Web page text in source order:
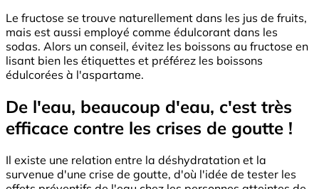
Le fructose se trouve naturellement dans les jus de fruits,
mais est aussi employé comme édulcorant dans les
sodas. Alors un conseil, évitez les boissons au fructose en
lisant bien les étiquettes et préférez les boissons
édulcorées à l'aspartame.
De l'eau, beaucoup d'eau, c'est très
efficace contre les crises de goutte !
Il existe une relation entre la déshydratation et la
survenue d'une crise de goutte, d'où l'idée de tester les